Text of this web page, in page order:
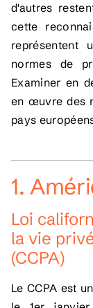
d'autres
cette
représentent
normes de
Examiner en
en œuvre des
pays
1.
Loi
la vie
(CCPA)
Le CCPA est